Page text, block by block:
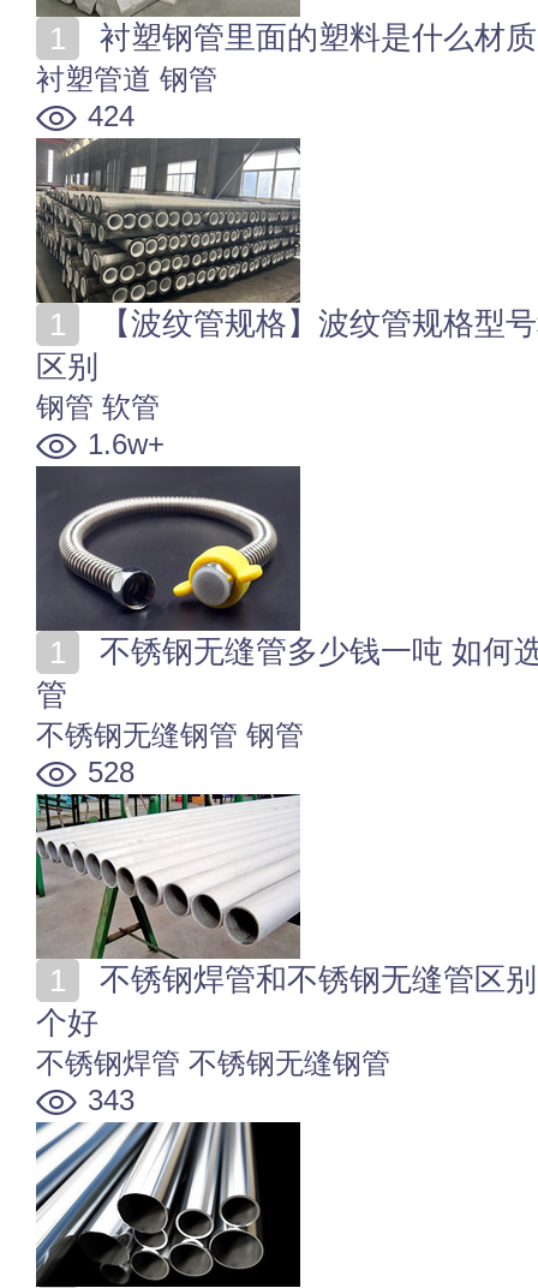
衬塑钢管里面的塑料是什么材
衬塑管道 钢管
424
区别
钢管 软管
1.6w+
管
不锈钢无缝钢管 钢管
528
个好
不锈钢焊管 不锈钢无缝钢管
343